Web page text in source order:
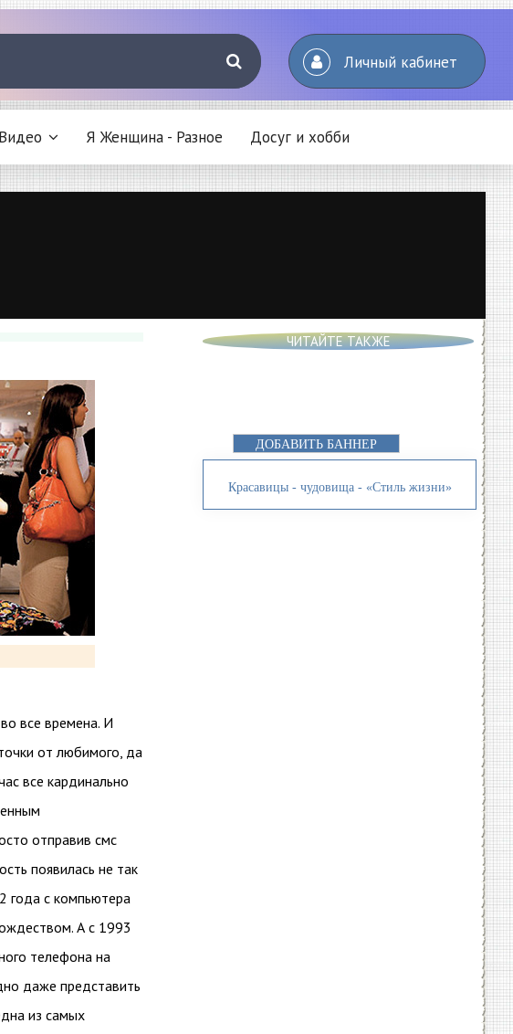
Личный кабинет
Я Женщина - Разное Досуг и хобби
все времена. И
от любимого, да
все кардинально
отправив смс
появилась не так
года с компьютера
А с 1993
телефона на
даже представить
из самых
ЧИТАЙТЕ ТАКЖЕ
ДОБАВИТЬ БАННЕР
Красавицы - чудовища - «Стиль жизни»